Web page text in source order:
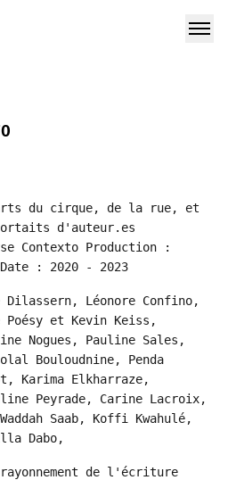
du cirque, de la rue, et
d'auteur.es
Contexto Production :
: 2020 - 2023
Dilassern, Léonore Confino,
et Kevin Keiss,
Nogues, Pauline Sales,
Bouloudnine, Penda
Karima Elkharraze,
Peyrade, Carine Lacroix,
Saab, Koffi Kwahulé,
Dabo,
de l'écriture